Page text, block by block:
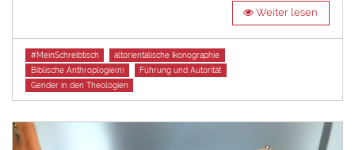
Weiter lesen
Tags
#MeinSchreibtisch
altorientalische Ikonographie
Biblische Anthroplogie(n)
Führung und Autorität
Gender in den Theologien